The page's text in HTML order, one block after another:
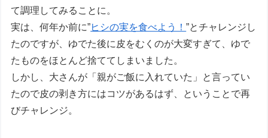
て調理してみることに。
実は、何年か前に”ヒシの実を食べよう！”とチャレンジし
たのですが、ゆでた後に皮をむくのが大変すぎて、ゆで
たものをほとんど捨ててしまいました。
しかし、大さんが「親がご飯に入れていた」と言ってい
たので皮の剥き方にはコツがあるはず、ということで再
びチャレンジ。